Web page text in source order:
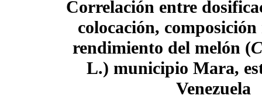
Correlación entre
colocación,
rendimiento del melón (
L.) municipio Mara,
Venezuela